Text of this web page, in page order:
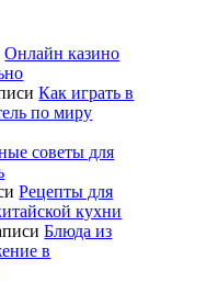
Онлайн казино
Как играть в
по миру
советы для
Рецепты для
кухни
Блюда из
в